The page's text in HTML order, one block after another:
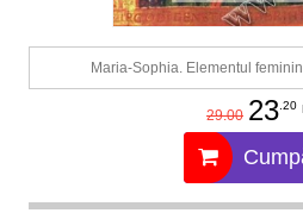
Maria-Sophia. Elementul
29.00 23.20